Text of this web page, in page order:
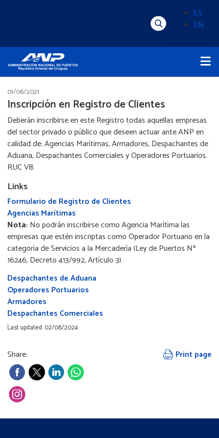
idioma
(Content)
ES
EN
Menú
Principal
01/06/2021
Inscripción en Registro de Clientes
Deberán inscribirse en este Registro todas aquellas empresas
del sector privado o público que deseen actuar ante ANP en
calidad de: Agencias Marítimas, Armadores, Despachantes de
Aduana, Despachantes Comerciales y Operadores Portuarios.
RUC V8.
Links
Formulario de Registro de Clientes
Agencias Marítimas
Nota: No podrán inscribirse como Agencia Marítima las
empresas que estén inscriptas como Operador Portuario en la
categoría de Servicios a la Mercadería (Ley de Puertos Nº
16246, Decreto 413/992, Artículo 3).
Despachantes de Aduana
Operadores Portuarios
Armadores
Despachantes Comerciales
Last updated: 02/08/2024
Share: Print page